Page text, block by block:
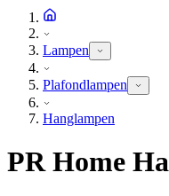
Lampen
Plafondlampen
Hanglampen
PR Home